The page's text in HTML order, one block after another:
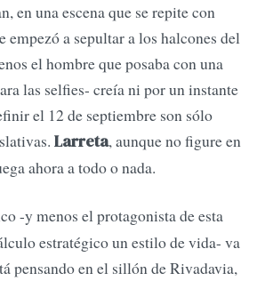
en una escena que se repite con
empezó a sepultar a los halcones del
el hombre que posaba con una
las selfies- creía ni por un instante
el 12 de septiembre son sólo
Larreta, aunque no figure en
ahora a todo o nada.
-y menos el protagonista de esta
estratégico un estilo de vida- va
pensando en el sillón de Rivadavia,